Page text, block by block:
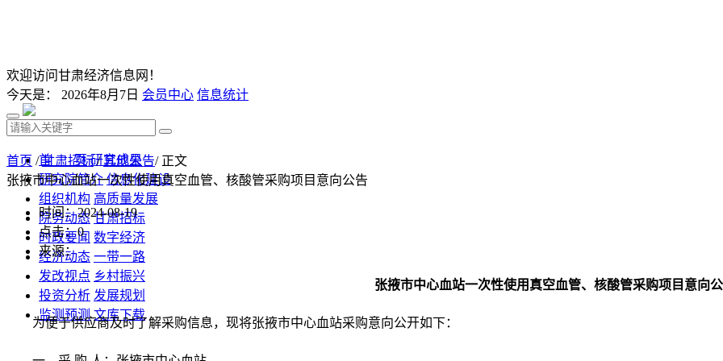
欢迎访问甘肃经济信息网！
今天是： 2026年8月7日 会员中心 信息统计
首 页 研究成果
研究院简介 信息化建设
组织机构 高质量发展
院务动态 甘肃招标
时政要闻 数字经济
经济动态 一带一路
发改视点 乡村振兴
投资分析 发展规划
监测预测 文库下载
首页 /甘肃招标/其他公告/ 正文
张掖市中心血站一次性使用真空血管、核酸管采购项目意向公告
时间：2024-08-19
点击：0
来源：
张掖市中心血站一次性使用真空血管、核酸管采购项目意向
为便于供应商及时了解采购信息，现将张掖市中心血站采购意向公开如下：